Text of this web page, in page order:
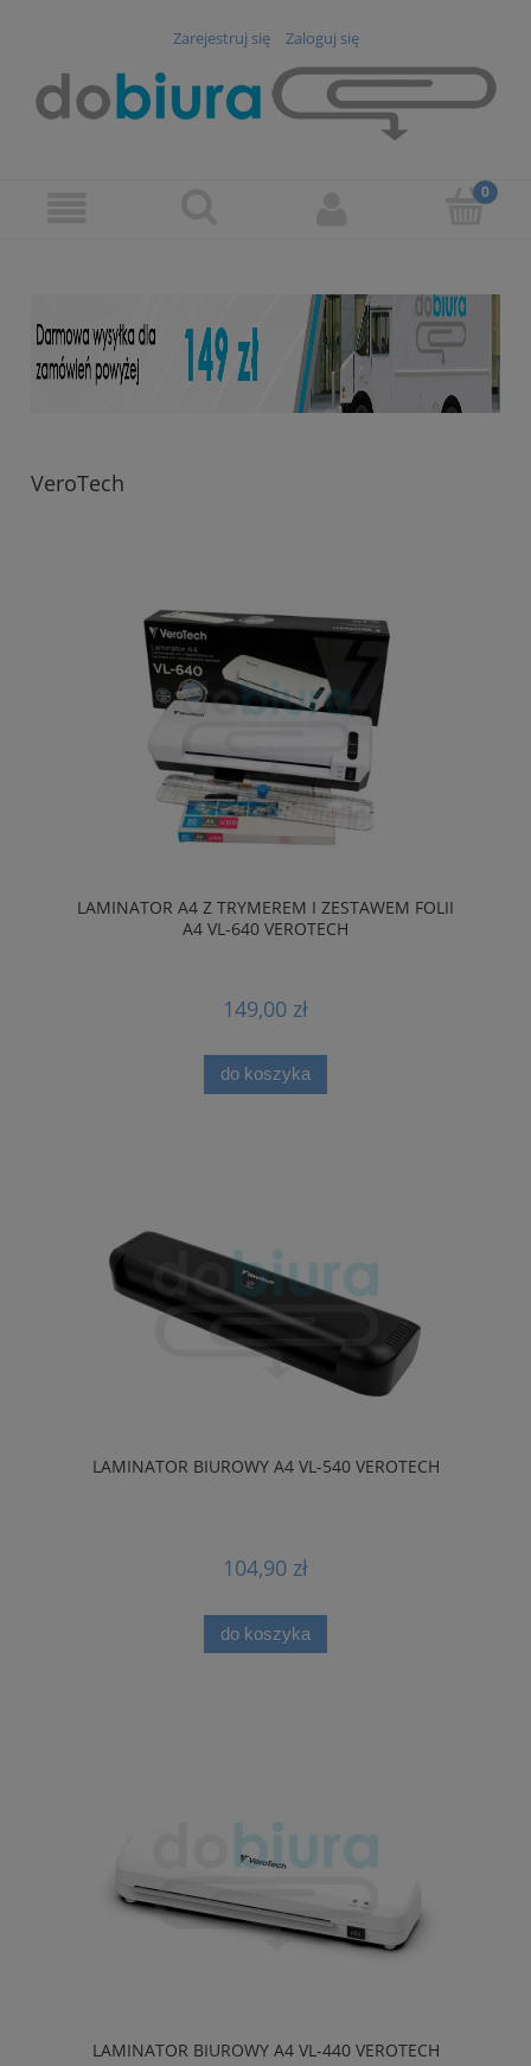
Zarejestruj się Zaloguj się
VeroTech
LAMINATOR A4 Z TRYMEREM I ZESTAWEM FOLII
A4 VL-640 VEROTECH
149,00 zł
do koszyka
LAMINATOR BIUROWY A4 VL-540 VEROTECH
104,90 zł
do koszyka
LAMINATOR BIUROWY A4 VL-440 VEROTECH